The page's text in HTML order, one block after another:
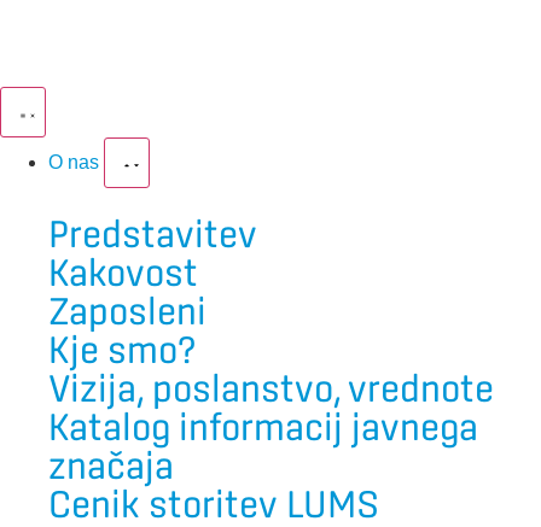
O nas
Predstavitev
Kakovost
Zaposleni
Kje smo?
Vizija, poslanstvo, vrednote
Katalog informacij javnega
značaja
Cenik storitev LUMS